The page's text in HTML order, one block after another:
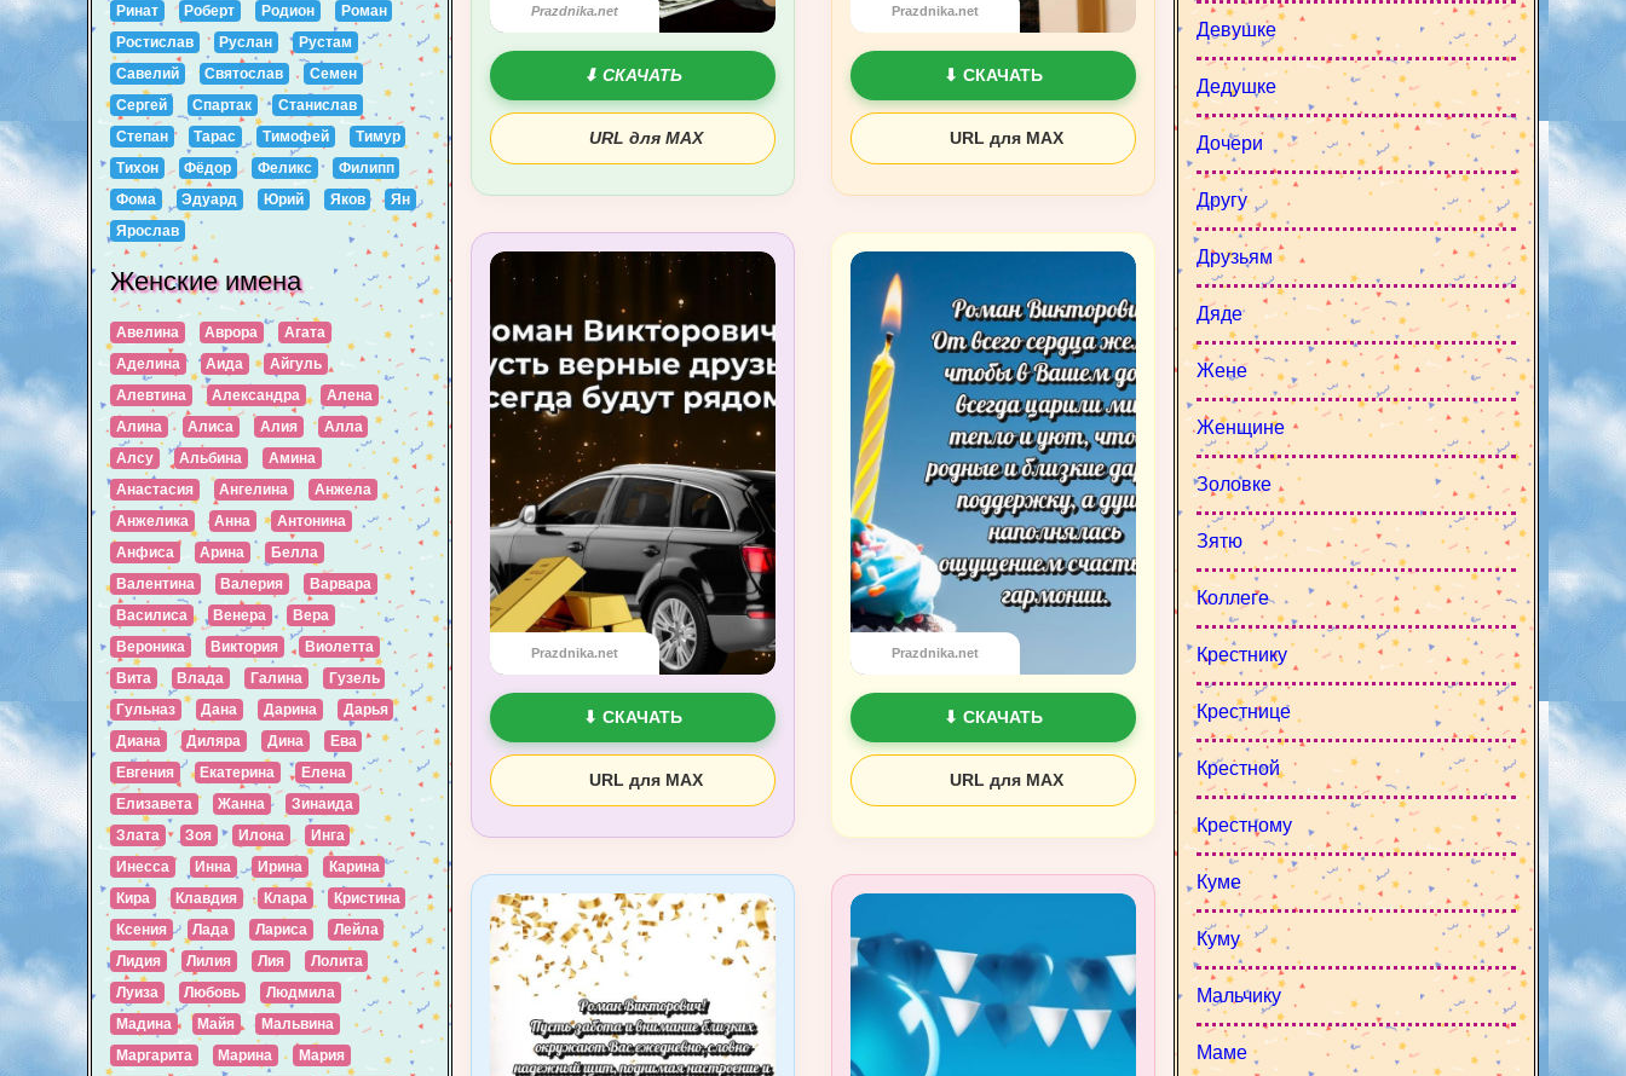
Prazdnika.net
⬇ СКАЧАТЬ
URL для MAX
Prazdnika.net
⬇ СКАЧАТЬ
URL для MAX
Prazdnika.net
⬇ СКАЧАТЬ
URL для MAX
Prazdnika.net
⬇ СКАЧАТЬ
URL для MAX
Девушке
Дедушке
Дочери
Другу
Друзьям
Дяде
Жене
Женщине
Золовке
Зятю
Коллеге
Крестнику
Крестнице
Крестной
Крестному
Куме
Куму
Мальчику
Маме
Ринат
Роберт Родион
Роман
Ростислав
Руслан
Рустам
Савелий
Святослав
Семен
Сергей
Спартак
Станислав
Степан
Тарас Тимофей
Тимур
Тихон
Фёдор Феликс
Филипп
Фома
Эдуард Юрий Яков
Ян
Ярослав
Женские имена
Авелина Аврора
Агата
Аделина
Аида
Айгуль
Алевтина
Александра
Алена
Алина
Алиса Алия
Алла
Алсу
Альбина
Амина
Анастасия
Ангелина
Анжела
Анжелика
Анна
Антонина
Анфиса
Арина
Белла
Валентина
Валерия
Варвара
Василиса
Венера
Вера
Вероника
Виктория
Виолетта
Вита
Влада Галина
Гузель
Гульназ
Дана Дарина
Дарья
Диана
Диляра Дина
Ева
Евгения
Екатерина
Елена
Елизавета
Жанна
Зинаида
Злата
Зоя Илона
Инга
Инесса
Инна Ирина
Карина
Кира
Клавдия Клара
Кристина
Ксения
Лада Лариса
Лейла
Лидия
Лилия Лия
Лолита
Луиза
Любовь
Людмила
Мадина
Майя
Мальвина
Маргарита
Марина
Мария